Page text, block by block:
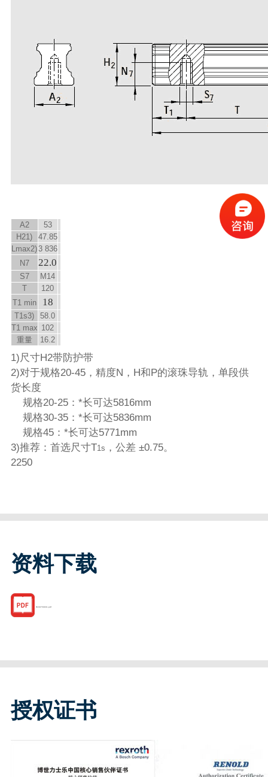
A2
53
H21)
47.85
Lmax2)3 836
N7 22.0
S7
M14
T
120
T1 min 18
T1s3)
58.0
T1 max 102
重量
16.2
1)尺寸H2带防护带
2)对于规格20-45，精度N，H和P的滚珠导轨，单段供
货长度
规格20-25：*长可达5816mm
规格30-35：*长可达5836mm
规格45：*长可达5771mm
3)推荐：首选尺寸T1s ，公差 ±0.75。
2250
资料下载
R160750931.pdf
授权证书